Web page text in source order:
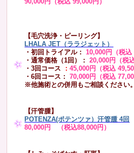
【毛穴洗浄・ピーリング】
LHALA JET（ララジェット）
・初回トライアル：10,000円（税込
・通常価格（1回）：
20,000円（税
・3回コース ：45,000円（税込
・6回コース：
70,000円（税込
※他施術との併用もご相談ください。
【汗管腫】
POTENZA(ポテンツァ）汗管腫 4回
80,000円 （税込88,000円）